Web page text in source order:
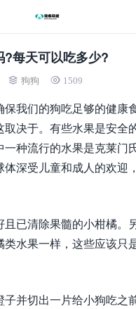
每天可以吃多少?
狗狗 1509
我们的狗吃足够的健康
决于。有些水果是安全
种流行的水果是克莱门
深受儿童和成人的欢迎
已清除果髓的小柑橘。
水果一样，这些应该只
并切出一片给小狗吃之